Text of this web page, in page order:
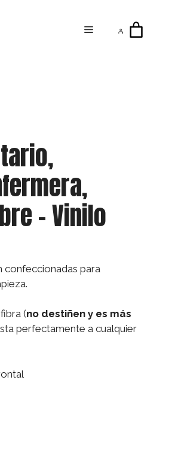
Menú
– Vinilo
confeccionadas para
(no destiñen y es más
perfectamente a cualquier